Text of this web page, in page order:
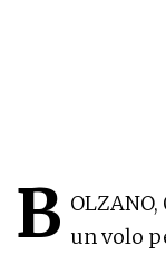
B un volo